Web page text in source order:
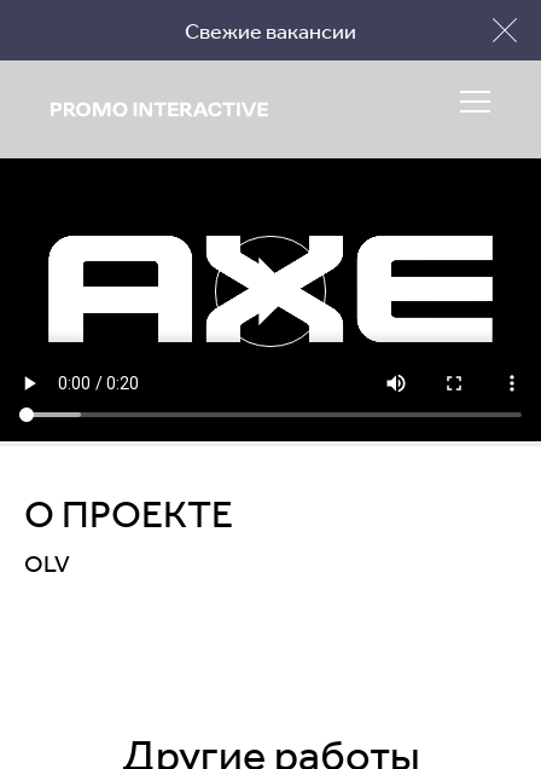
Свежие вакансии
Заполнить бриф
О ПРОЕКТЕ
OLV
Другие работы